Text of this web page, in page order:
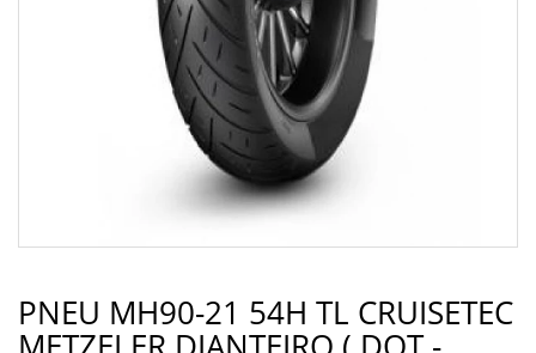
PNEU MH90-21 54H TL CRUISETEC